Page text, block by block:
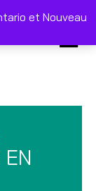
et Nouveau